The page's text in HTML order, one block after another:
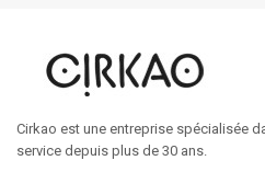
Cirkao est une entreprise spécialisée
service depuis plus de 30 ans.